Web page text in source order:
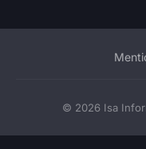
© 2026 Isa